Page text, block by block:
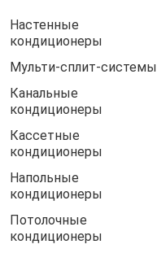
Настенные
кондиционеры
Мульти-сплит-системы
Канальные
кондиционеры
Кассетные
кондиционеры
Напольные
кондиционеры
Потолочные
кондиционеры